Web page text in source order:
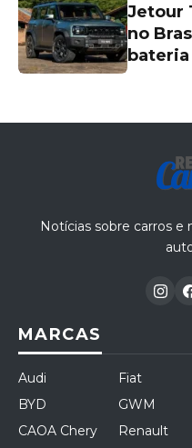
Jetour
no
bateria
Notícias sobre carros
MARCAS
Audi
BYD
CAOA Chery
Fiat
GWM
Renault